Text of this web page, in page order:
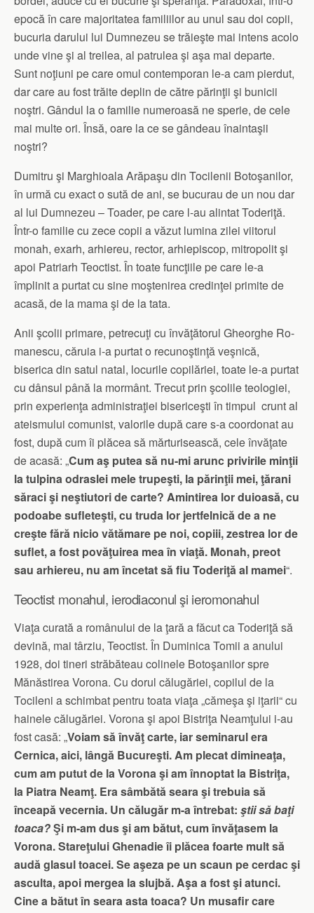
epocă în care majoritatea familiilor au unul sau doi copii,
bucuria darului lui Dumnezeu se trăieşte mai intens acolo
unde vine şi al treilea, al patrulea şi aşa mai departe.
Sunt noţiuni pe care omul contemporan le-a cam pierdut,
dar care au fost trăite deplin de către părinţii şi buni­cii
noştri. Gândul la o familie numeroasă ne sperie, de cele
mai multe ori. Însă, oare la ce se gândeau înaintaşii
noştri?
Dumitru şi Marghioala Ară­paşu din Tocilenii Botoşanilor,
în urmă cu exact o sută de ani, se bucurau de un nou dar
al lui Dumnezeu – Toader, pe care l-au alintat Toderiţă.
Într-o fa­milie cu zece copii a văzut lumina zilei viitorul
monah, e­xarh, ar­hiereu, rector, arhiepiscop, mitropolit şi
apoi Patriarh Teoc­tist. În toate funcţiile pe care le-a
împlinit a purtat cu sine moştenirea credinţei primite de
acasă, de la mama şi de la tata.
Anii şcolii primare, petrecuţi cu învăţătorul Gheorghe Ro­
ma­nescu, căruia i-a purtat o recunoştinţă veşnică,
biserica din satul natal, locurile copilăriei, toate le-a purtat
cu dânsul până la mormânt. Trecut prin şcolile teologiei,
prin experienţa administraţiei bisericeşti în timpul crunt al
ateismului comunist, valorile după care s-a coordonat au
fost, după cum îi plăcea să mărturisească, cele învăţate
de acasă: „Cum aş putea să nu-mi arunc privirile minţii
la tulpina odraslei mele trupeşti, la părinţii mei, ţărani
săraci şi neştiutori de carte? Amintirea lor duioasă, cu
podoabe sufleteşti, cu truda lor jertfelnică de a ne
creşte fără nicio vătămare pe noi, copiii, zes­trea lor de
suflet, a fost po­văţuirea mea în viaţă. Monah, preot
sau arhiereu, nu am în­cetat să fiu Toderiţă al mamei“.
Teoctist monahul, ierodiaconul şi ieromonahul
Viaţa curată a românului de la ţară a făcut ca Toderiţă să
devină, mai târziu, Teoctist. În Duminica Tomii a anului
1928, doi tineri străbăteau colinele Botoşanilor spre
Mănăstirea Vorona. Cu dorul călugăriei, copilul de la
Tocileni a schimbat pentru toata viaţa „cămeşa şi iţarii“ cu
hainele călugăriei. Vorona şi apoi Bistriţa Neam­ţului i-au
fost casă: „Voiam să învăţ carte, iar seminarul era
Cernica, aici, lângă Bucureşti. Am plecat dimineaţa,
cum am putut de la Vorona şi am înnoptat la Bistriţa,
la Piatra Neamţ. Era sâmbătă seara şi trebuia să
înceapă vecernia. Un călu­găr m-a întrebat: ştii să baţi
toaca?Şi m-am dus şi am bătut, cum învăţasem la
Voro­na. Stareţului Ghenadie îi plă­cea foarte mult să
audă glasul toacei. Se aşeza pe un scaun pe cerdac şi
asculta, apoi mergea la slujbă. Aşa a fost şi atunci.
Cine a bătut în seara asta toa­ca? Un musafir care